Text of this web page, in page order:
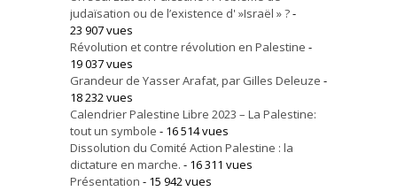
judaïsation ou de l’existence d' »Israël » ?-
23 907 vues
Révolution et contre révolution en Palestine -
19 037 vues
Grandeur de Yasser Arafat, par Gilles Deleuze -
18 232 vues
Calendrier Palestine Libre 2023 – La Palestine:
tout un symbole - 16 514 vues
Dissolution du Comité Action Palestine : la
dictature en marche. - 16 311 vues
Présentation - 15 942 vues